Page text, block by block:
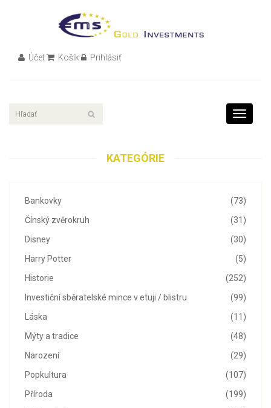
Účet Košík Prihlásiť
Toggle
KATEGÓRIE
(73)
Bankovky
(31)
Čínský zvěrokruh
(30)
Disney
(5)
Harry Potter
(252)
Historie
(99)
Investiční sběratelské mince v etuji / blistru
(11)
Láska
(48)
Mýty a tradice
(29)
Narození
(107)
Popkultura
(199)
Příroda